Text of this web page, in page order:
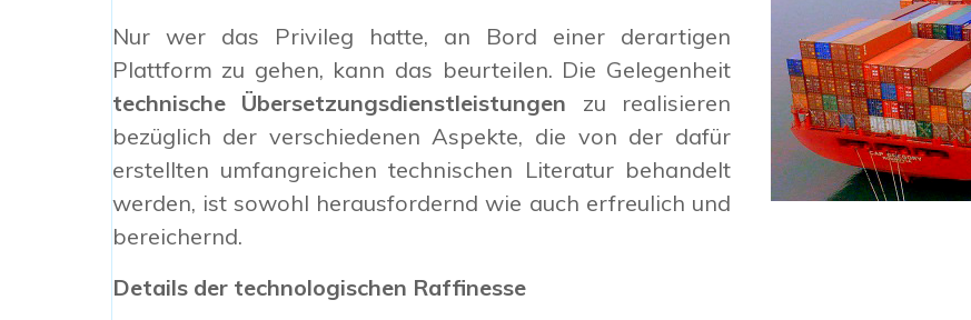
Nur wer das Privileg hatte, an Bord einer derartigen
Plattform zu gehen, kann das beurteilen. Die Gelegenheit
technische Übersetzungsdienstleistungen zu realisieren
bezüglich der verschiedenen Aspekte, die von der dafür
erstellten umfangreichen technischen Literatur behandelt
werden, ist sowohl herausfordernd wie auch erfreulich und
bereichernd.
Details der technologischen Raffinesse